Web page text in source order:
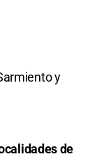
y
de